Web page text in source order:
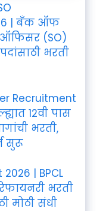
| बँक ऑफ
ऑफिसर (SO)
भरती
Recruitment
12वी पास
भरती,
सुरू
| BPCL
भरती
मोठी संधी